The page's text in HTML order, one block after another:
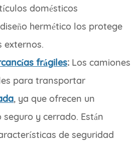
domésticos
hermético los protege
externos.
frágiles: Los camiones
para transportar
, ya que ofrecen un
y cerrado. Están
de seguridad